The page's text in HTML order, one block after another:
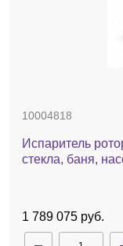
10004818
Испаритель
стекла, баня,
1 789 075 руб.